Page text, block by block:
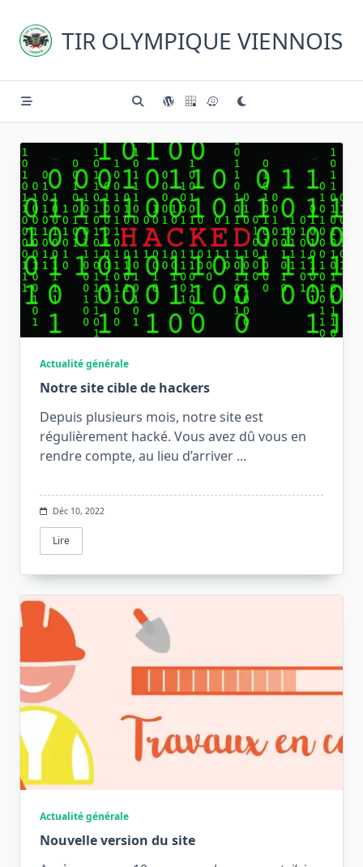
content
TIR OLYMPIQUE VIENNOIS
Actualité générale
Notre site cible de hackers
Depuis plusieurs mois, notre site est
régulièrement hacké. Vous avez dû vous en
rendre compte, au lieu d’arriver ...
Déc 10, 2022
Lire
Actualité générale
Nouvelle version du site